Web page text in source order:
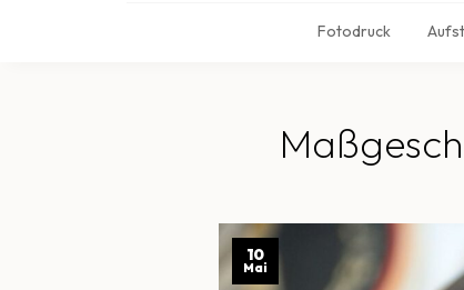
Fotodruck
10
Mai